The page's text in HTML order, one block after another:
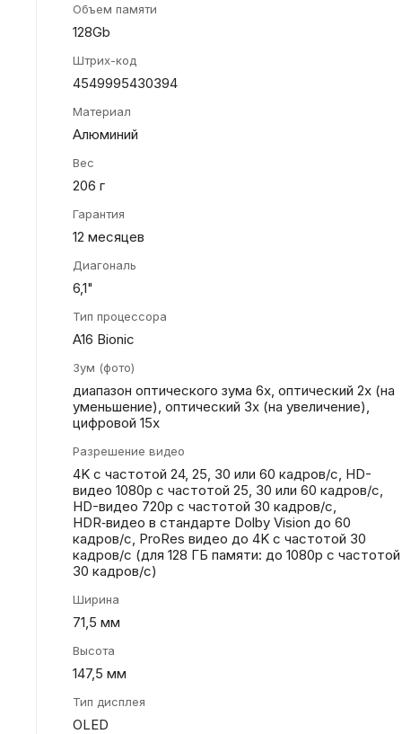
Объем памяти
128Gb
Штрих-код
4549995430394
Материал
Алюминий
Вес
206 г
Гарантия
12 месяцев
Диагональ
6,1"
Тип процессора
A16 Bionic
Зум (фото)
диапазон оптического зума 6x, оптический 2x (на
уменьшение), оптический 3x (на увеличение),
цифровой 15x
Разрешение видео
4K с частотой 24, 25, 30 или 60 кадров/ с, HD-
видео 1080p с частотой 25, 30 или 60 кадров/ с,
HD-видео 720p с частотой 30 кадров/ с,
HDR‑видео в стандарте Dolby Vision до 60
кадров/ с, ProRes видео до 4K с частотой 30
кадров/с (для 128 ГБ памяти: до 1080p с частотой
30 кадров/с)
Ширина
71,5 мм
Высота
147,5 мм
Тип дисплея
OLED